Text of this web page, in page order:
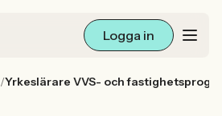
Logga in
/Yrkeslärare VVS- och